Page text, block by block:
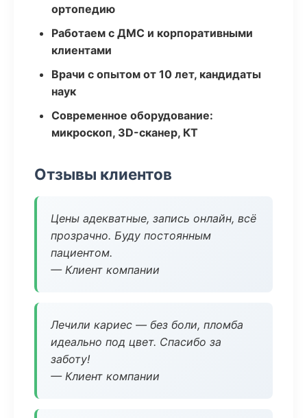
ортопедию
Работаем с ДМС и корпоративными
клиентами
Врачи с опытом от 10 лет, кандидаты
наук
Современное оборудование:
микроскоп, 3D-сканер, КТ
Отзывы клиентов
Цены адекватные, запись онлайн, всё
прозрачно. Буду постоянным
пациентом.
— Клиент компании
Лечили кариес — без боли, пломба
идеально под цвет. Спасибо за
заботу!
— Клиент компании